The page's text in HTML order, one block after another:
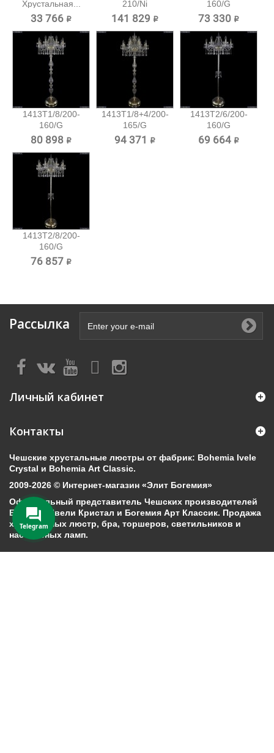
Хрустальная...
33 766 ₽
210/Ni
Хрустальный...
141 829 ₽
160/G
Хрустальный
73 330 ₽
1413T1/8/200-
160/G
Хрустальный
80 898 ₽
1413T1/8+4/200-
165/G
Хрустальный...
94 371 ₽
1413T2/6/200-
160/G
Хрустальный
69 664 ₽
1413T2/8/200-
160/G
Хрустальный
76 857 ₽
Рассылка
Личный кабинет
Контакты
Чешские хрустальные люстры от фабрик: Bohemia Ivele
Crystal и Bohemia Art Classic.
2009-2026 © Интернет-магазин «Элит Богемия»
Официальный представитель Чешских производителей
Богемия Ивели Кристал и Богемия Арт Классик. Продажа
хрустальных люстр, бра, торшеров, светильников и
настольных ламп.
Telegram